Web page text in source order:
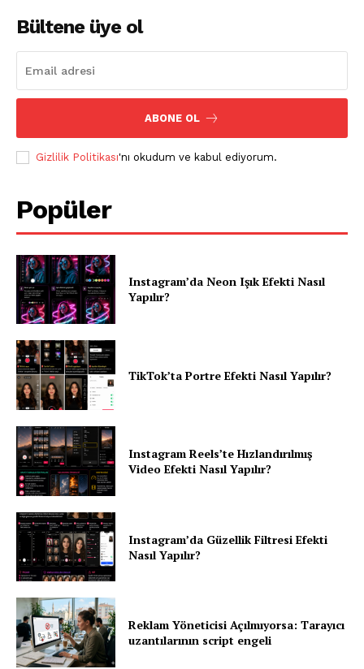
Bültene üye ol
ABONE OL
Gizlilik Politikası'nı okudum ve kabul ediyorum.
Popüler
Instagram’da Neon Işık Efekti Nasıl
Yapılır?
TikTok’ta Portre Efekti Nasıl Yapılır?
Instagram Reels’te Hızlandırılmış
Video Efekti Nasıl Yapılır?
Instagram’da Güzellik Filtresi Efekti
Nasıl Yapılır?
Reklam Yöneticisi Açılmıyorsa: Tarayıcı
uzantılarının script engeli